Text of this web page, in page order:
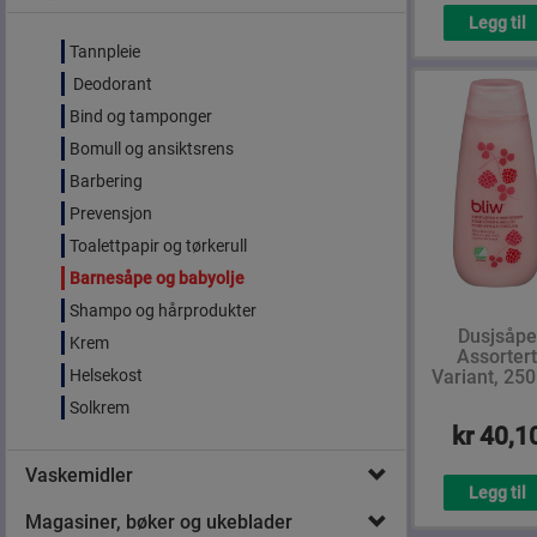
Tannpleie
Deodorant
Bind og tamponger
Bomull og ansiktsrens
Barbering
Prevensjon
Toalettpapir og tørkerull
Barnesåpe og babyolje
Shampo og hårprodukter
Krem
Helsekost
Solkrem
Vaskemidler
Magasiner, bøker og ukeblader
Legg til
Dusjsåpe
Assortert
Variant,
kr
Legg til